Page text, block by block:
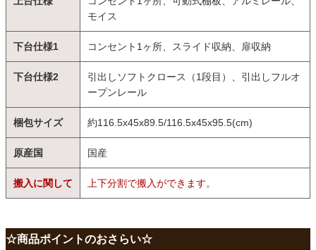
モイス
下台仕様1 コンセント1ヶ所、スライド収納、扉収納
下台仕様2
引出しソフトクロース（1段目）、引出しフルオ
ープンレール
梱包サイズ 約116.5x45x89.5/116.5x45x95.5(cm)
原産国 国産
搬入に関して 上下分割で搬入ができます。
☆商品ポイントのおさらい☆